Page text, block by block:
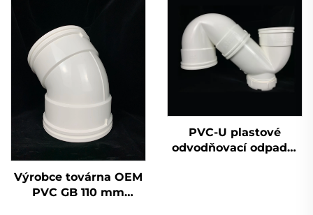
hlavice 50 mm 200
mm 2 palce
Výrobce továrna OEM
PVC GB 110 mm
PVC-U plastové
odvodňovací odpadní